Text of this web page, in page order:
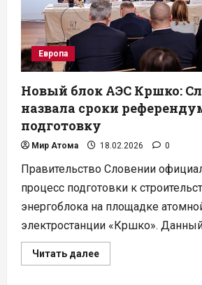
Европа
Новый блок АЭС Кршко:
назвала сроки
подготовку
Мир Атома 18.02.2026 0
Правительство Словении
процесс подготовки к
энергоблока на площадке
электростанции «Кршко».
Читать далееПрочитать
больше